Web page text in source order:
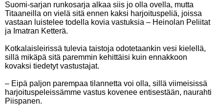
Suomi-sarjan runkosarja alkaa siis jo olla ovella, mutta
Titaaneilla on vielä sitä ennen kaksi harjoituspeliä, joissa
vastaan luistelee todella kovia vastuksia – Heinolan Peliitat
ja Imatran Ketterä.
Kotkalaisleirissä tulevia taistoja odotetaankin vesi kielellä,
sillä mikäpä sitä paremmin kehittäisi kuin ennakkoon
kovaksi tiedetyt vastustajat.
– Eipä paljon parempaa tilannetta voi olla, sillä viimeisissä
harjoituspeleissämme vastus kovenee entisestään, naurahti
Piispanen.